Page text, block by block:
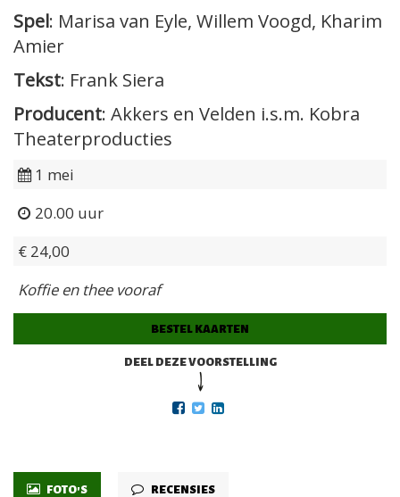
Spel: Marisa van Eyle, Willem Voogd, Kharim
Amier
Tekst: Frank Siera
Producent: Akkers en Velden i.s.m. Kobra
Theaterproducties
1 mei
20.00 uur
€ 24,00
Koffie en thee vooraf
BESTEL KAARTEN
DEEL DEZE VOORSTELLING
FOTO'S RECENSIES